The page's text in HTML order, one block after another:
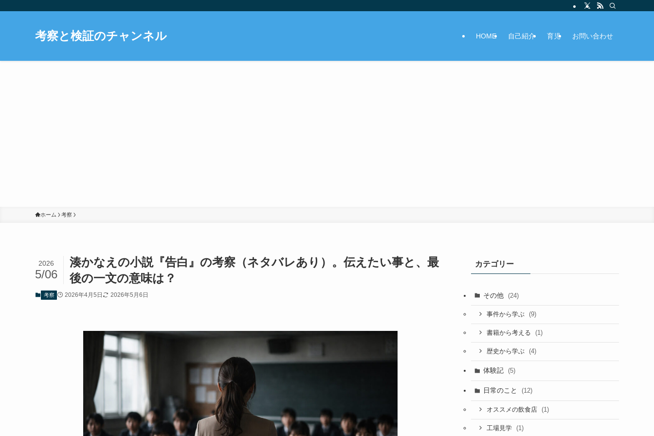
考察と検証のチャンネル HOME 自己紹介 育児 お問い合わせ
ホーム 考察
湊かなえの小説『告白』の考察（ネタバレあり）。伝えたい事と、最
後の一文の意味は？
2026
5/06
考察 2026年4月5日 2026年5月6日
カテゴリー
その他 (24)
事件から学ぶ (9)
書籍から考える (1)
歴史から学ぶ (4)
体験記 (5)
日常のこと (12)
オススメの飲食店 (1)
工場見学 (1)